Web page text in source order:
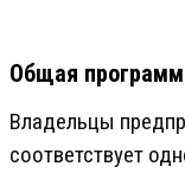
Общая
Владельцы
соответствует